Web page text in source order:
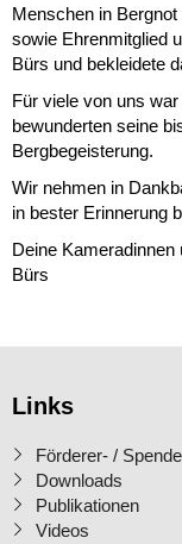
Menschen in
sowie Ehrenmitglied
Bürs und bekleidete
Für viele von uns
bewunderten seine
Bergbegeisterung.
Wir nehmen in
in bester Erinnerung
Deine
Bürs
Links
Förderer- /
Downloads
Publikationen
Videos